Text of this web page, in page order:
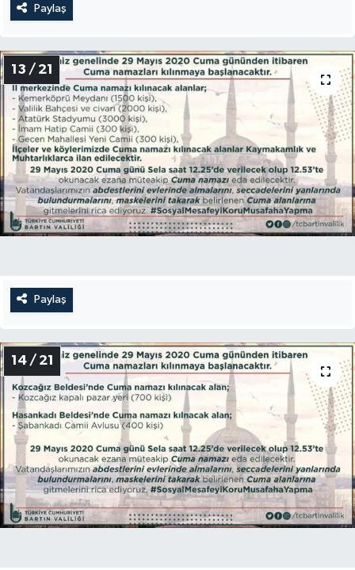
Paylaş
13 / 21
Paylaş
14 / 21